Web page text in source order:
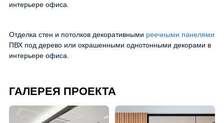
интерьере офиса.
Отделка стен и потолков декоративными реечными панелями
ПВХ под дерево или окрашенными однотонными декорами в
интерьере офиса.
ГАЛЕРЕЯ ПРОЕКТА